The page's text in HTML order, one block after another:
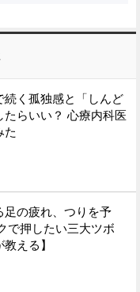
続く孤独感と「しんど
たらいい？ 心療内科医
た
足の疲れ、つりを予
で押したい三大ツボ
教える】